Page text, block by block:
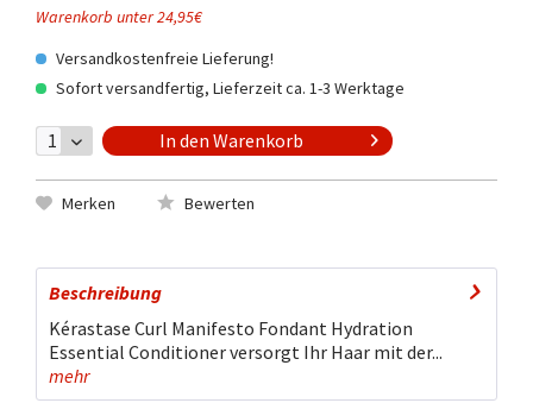
Warenkorb unter 24,95€
Versandkostenfreie Lieferung!
Sofort versandfertig, Lieferzeit ca. 1-3 Werktage
In den Warenkorb
Merken Bewerten
Beschreibung
Kérastase Curl Manifesto Fondant Hydration
Essential Conditioner versorgt Ihr Haar mit der...
mehr